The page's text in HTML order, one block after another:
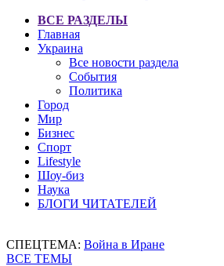
ВСЕ РАЗДЕЛЫ
Главная
Украина
Все новости раздела
События
Политика
Город
Мир
Бизнес
Спорт
Lifestyle
Шоу-биз
Наука
БЛОГИ ЧИТАТЕЛЕЙ
СПЕЦТЕМА: Война в Иране
ВСЕ ТЕМЫ